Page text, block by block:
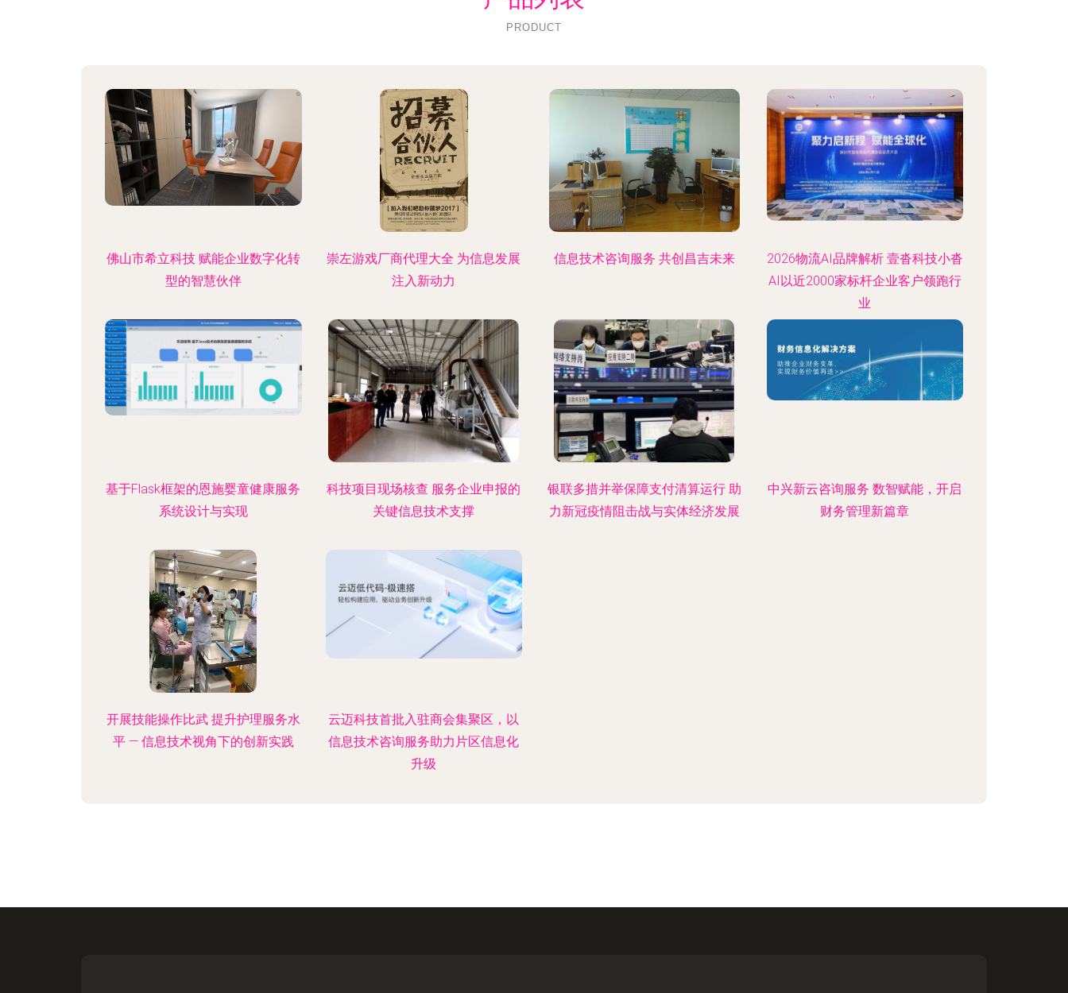
PRODUCT
佛山市希立科技 赋能企业数字化转
型的智慧伙伴
崇左游戏厂商代理大全 为信息发展
注入新动力
信息技术咨询服务 共创昌吉未来
2026物流AI品牌解析 壹沓科技小沓
AI以近2000家标杆企业客户领跑行
业
基于Flask框架的恩施婴童健康服务
系统设计与实现
科技项目现场核查 服务企业申报的
关键信息技术支撑
银联多措并举保障支付清算运行 助
力新冠疫情阻击战与实体经济发展
中兴新云咨询服务 数智赋能，开启
财务管理新篇章
开展技能操作比武 提升护理服务水
平 — 信息技术视角下的创新实践
云迈科技首批入驻商会集聚区，以
信息技术咨询服务助力片区信息化
升级